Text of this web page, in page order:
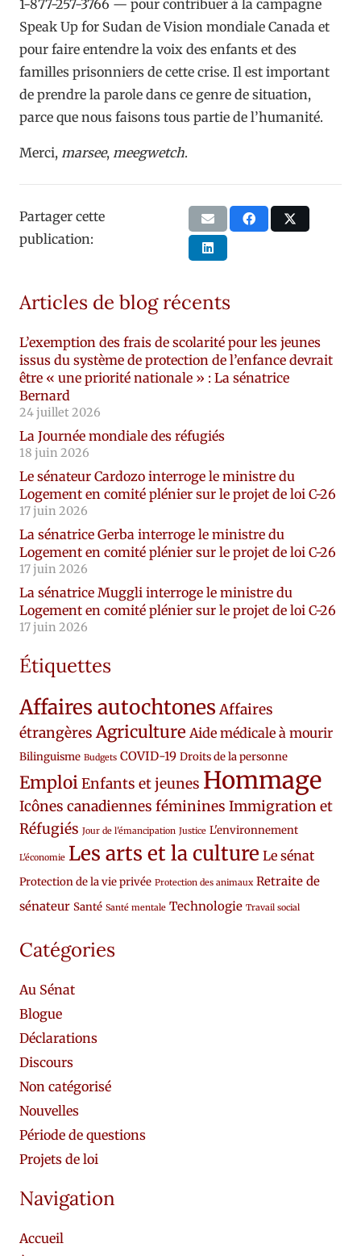
1-877-257-3766 — pour contribuer à la campagne
Speak Up for Sudan de Vision mondiale Canada et
pour faire entendre la voix des enfants et des
familles prisonniers de cette crise. Il est important
de prendre la parole dans ce genre de situation,
parce que nous faisons tous partie de l’humanité.
Merci, marsee, meegwetch.
Partager cette
publication:
Articles de blog récents
L’exemption des frais de scolarité pour les jeunes
issus du système de protection de l’enfance devrait
être « une priorité nationale » : La sénatrice
Bernard
24 juillet 2026
La Journée mondiale des réfugiés
18 juin 2026
Le sénateur Cardozo interroge le ministre du
Logement en comité plénier sur le projet de loi C-26
17 juin 2026
La sénatrice Gerba interroge le ministre du
Logement en comité plénier sur le projet de loi C-26
17 juin 2026
La sénatrice Muggli interroge le ministre du
Logement en comité plénier sur le projet de loi C-26
17 juin 2026
Étiquettes
Affaires autochtones Affaires
étrangères Agriculture Aide médicale à mourir
Bilinguisme Budgets COVID-19 Droits de la personne
EmploiEnfants et jeunes Hommage
Icônes canadiennes féminines Immigration et
Réfugiés Jour de l'émancipation Justice L'environnement
L'économie Les arts et la culture Le sénat
Protection de la vie privée Protection des animaux Retraite de
sénateur Santé Santé mentale Technologie Travail social
Catégories
Au Sénat
Blogue
Déclarations
Discours
Non catégorisé
Nouvelles
Période de questions
Projets de loi
Navigation
Accueil